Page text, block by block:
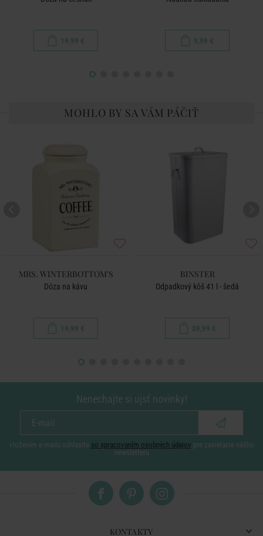
19,99 € 9,99 €
MOHLO BY SA VÁM PÁČIŤ
MRS. WINTERBOTTOM'S
Dóza na kávu
19,99 €
BINSTER
Odpadkový kôš 41 l - šedá
39,99 €
Nenechajte si ujsť novinky!
vložením e-mailu súhlasíte so spracovaním osobných údajov pre zasielanie nášho
newsletteru
KONTAKTY